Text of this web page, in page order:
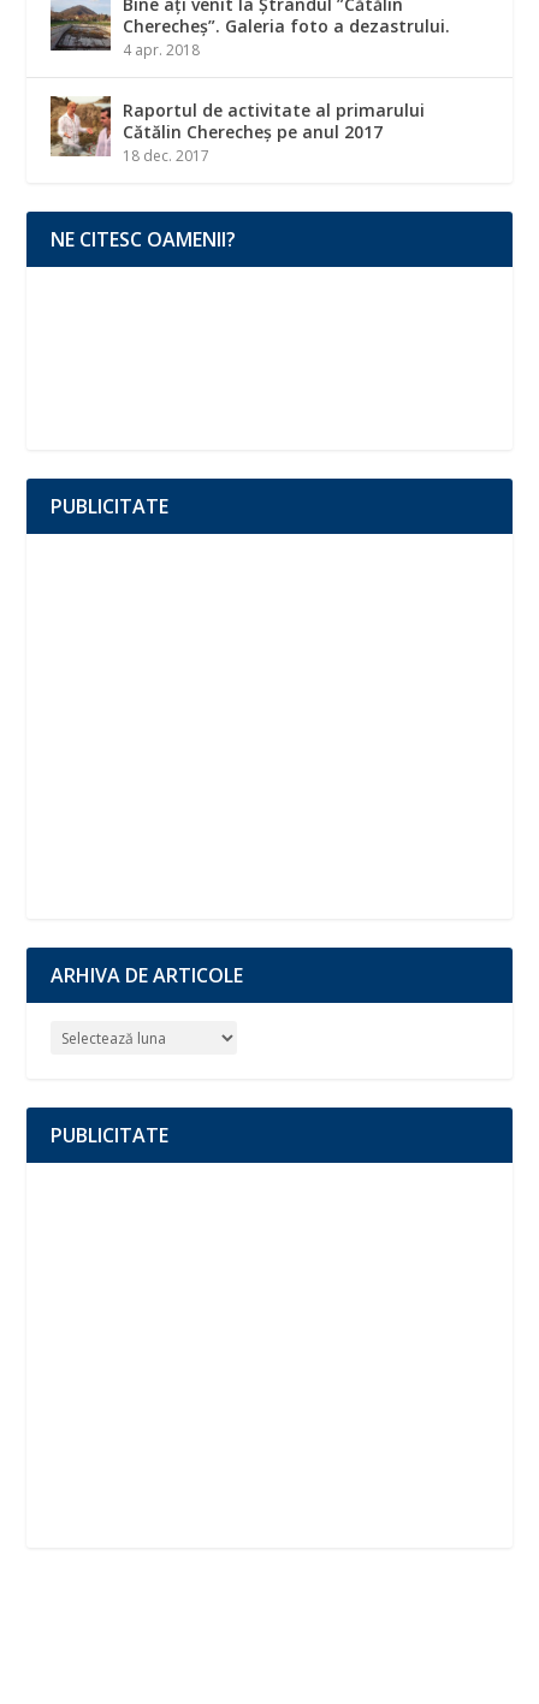
Bine ați venit la Ștrandul ”Cătălin
Cherecheș”. Galeria foto a dezastrului.
4 apr. 2018
Raportul de activitate al primarului
Cătălin Cherecheș pe anul 2017
18 dec. 2017
NE CITESC OAMENII?
PUBLICITATE
ARHIVA DE ARTICOLE
PUBLICITATE